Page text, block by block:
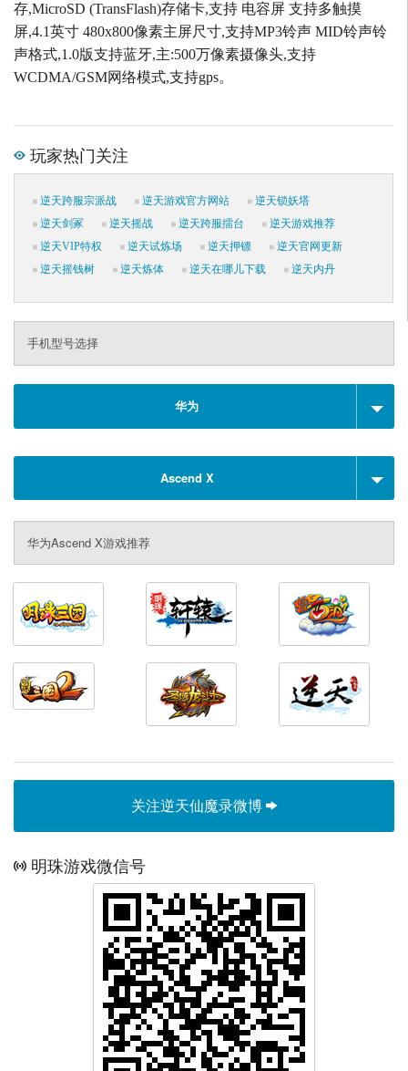
存,MicroSD (TransFlash)存储卡,支持 电容屏 支持多触摸
屏,4.1英寸 480x800像素主屏尺寸,支持MP3铃声 MID铃声铃
声格式,1.0版支持蓝牙,主:500万像素摄像头,支持
WCDMA/GSM网络模式,支持gps。
玩家热门关注
逆天跨服宗派战 逆天游戏官方网站
逆天锁妖塔
逆天剑冢
逆天摇战 逆天跨服擂台
逆天游戏推荐
逆天VIP特权
逆天试炼场 逆天押镖
逆天官网更新
逆天摇钱树
逆天炼体 逆天在哪儿下载 逆天内丹
手机型号选择
华为
Ascend X
华为Ascend X游戏推荐
关注逆天仙魔录微博
明珠游戏微信号